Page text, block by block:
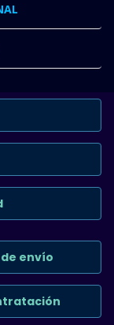
envío